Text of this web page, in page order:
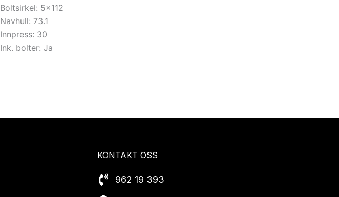
Boltsirkel: 5×112
Navhull: 73.1
Innpress: 30
Ink. bolter: Ja
KONTAKT OSS
962 19 393